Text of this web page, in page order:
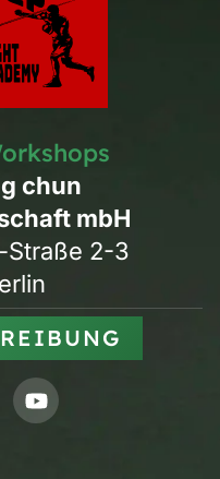
chun
mbH
Straße 2-3